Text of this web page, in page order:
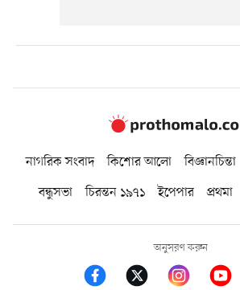
নাগরিক সংবাদ কিশোর আলো বিজ্ঞানচিন্তা
বন্ধুসভা
চিরন্তন ১৯৭১ ইপেপার প্রথমা
অনুসরণ করুন